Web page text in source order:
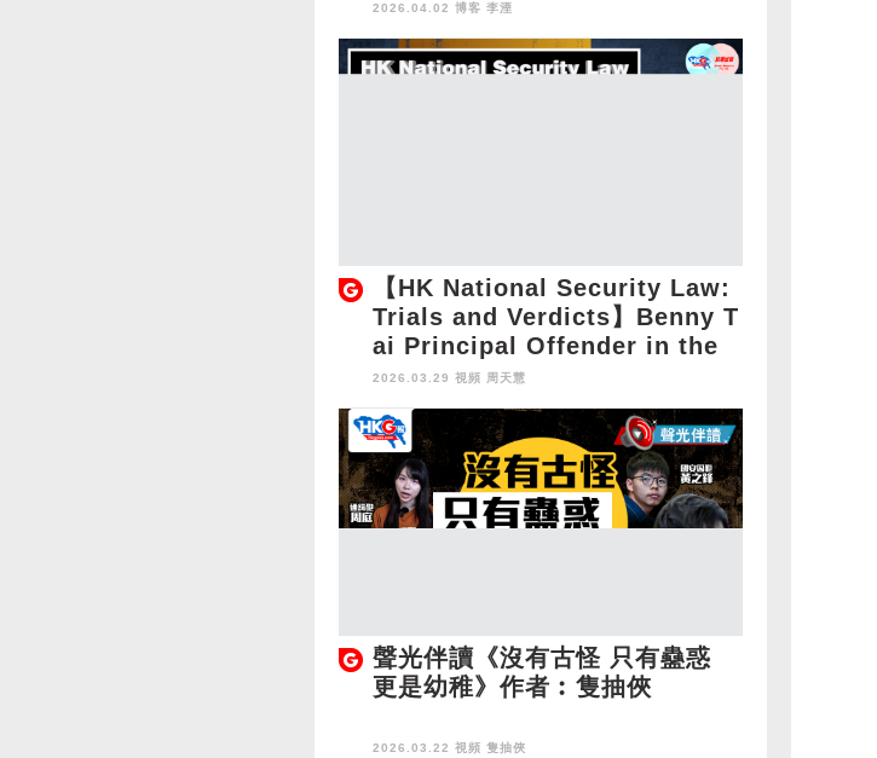
2026.04.02 博客 李湮
【HK National Security Law:
Trials and Verdicts】Benny T
ai Principal Offender in the
HK National Security Law Ca
se
2026.03.29 視頻 周天慧
聲光伴讀《沒有古怪 只有蠱惑
更是幼稚》作者︰隻抽俠
2026.03.22 視頻 隻抽俠